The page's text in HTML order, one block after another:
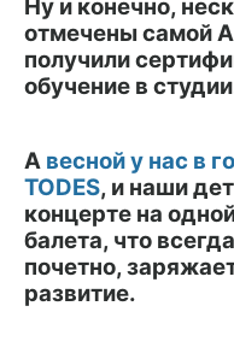
Ну и конечно,
отмечены самой
получили
обучение в
А весной у нас в
TODES, и наши
концерте на
балета, что
почетно,
развитие.